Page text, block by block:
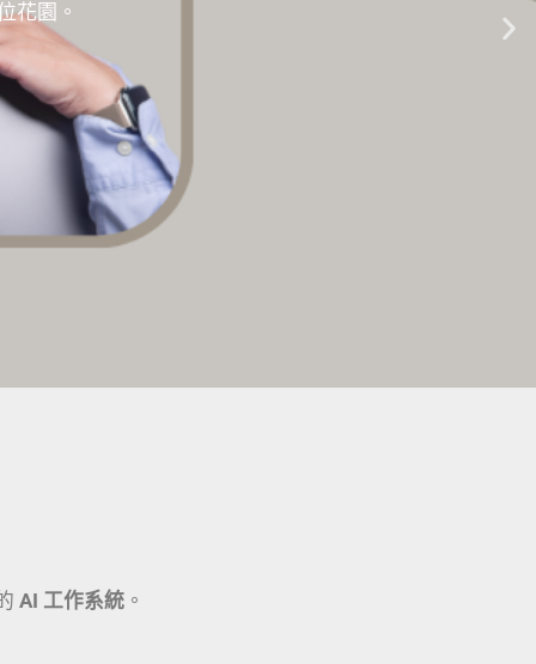
位花園。
AI教學 |
點擊這裡
AI 工作系統 。